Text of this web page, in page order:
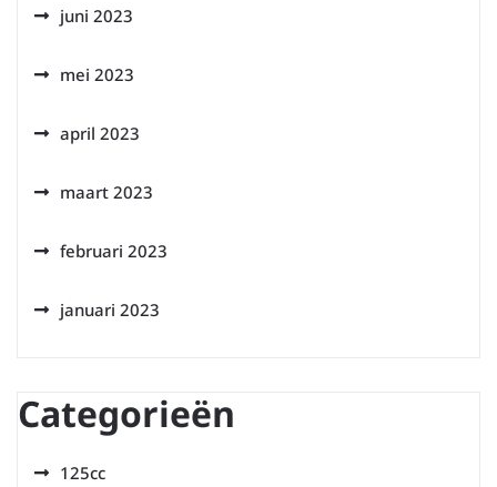
juni 2023
mei 2023
april 2023
maart 2023
februari 2023
januari 2023
Categorieën
125cc